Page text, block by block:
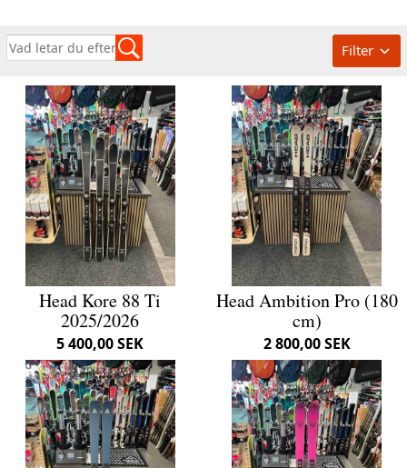
Filter
Head Kore 88 Ti
2025/2026
5 400,00 SEK
Head Ambition Pro (180
cm)
2 800,00 SEK